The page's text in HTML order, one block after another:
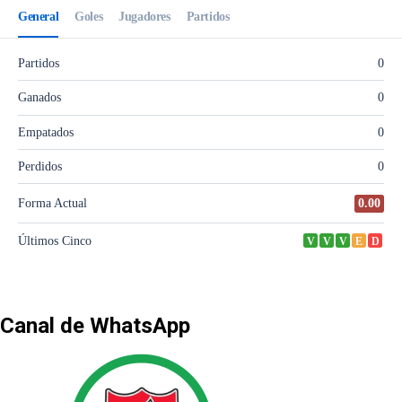
Canal de WhatsApp